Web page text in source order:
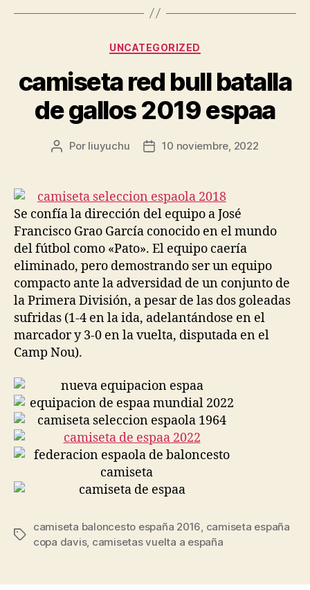
Categorías
UNCATEGORIZED
camiseta red bull batalla
de gallos 2019 espaa
Autor
entrada
Por liuyuchu
Fecha
entrada
10 noviembre, 2022
Se confía la dirección del equipo a José
Francisco Grao García conocido en el mundo
del fútbol como «Pato». El equipo caería
eliminado, pero demostrando ser un equipo
compacto ante la adversidad de un conjunto de
la Primera División, a pesar de las dos goleadas
sufridas (1-4 en la ida, adelantándose en el
marcador y 3-0 en la vuelta, disputada en el
Camp Nou).
Etiquetas
camiseta baloncesto españa 2016, camiseta españa
copa davis, camisetas vuelta a españa